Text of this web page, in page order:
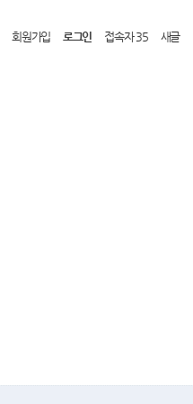
회원가입 로그인 접속자 35 새글